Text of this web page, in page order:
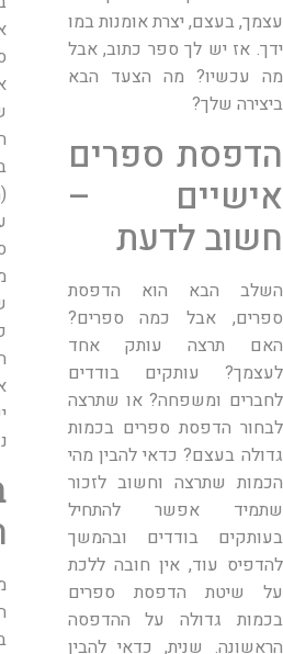
עצמך, בעצם, יצרת אומנות במו
ידך. אז יש לך ספר כתוב, אבל
מה עכשיו? מה הצעד הבא
ביצירה שלך?
הדפסת ספרים
אישיים –
חשוב לדעת
השלב הבא הוא הדפסת
ספרים, אבל כמה ספרים?
האם תרצה עותק אחד
לעצמך? עותקים בודדים
לחברים ומשפחה? או שתרצה
לבחור הדפסת ספרים בכמות
גדולה בעצם? כדאי להבין מהי
הכמות שתרצה וחשוב לזכור
שתמיד אפשר להתחיל
בעותקים בודדים ובהמשך
להדפיס עוד, אין חובה ללכת
על שיטת הדפסת ספרים
בכמות גדולה על ההדפסה
הראשונה. שנית, כדאי להבין